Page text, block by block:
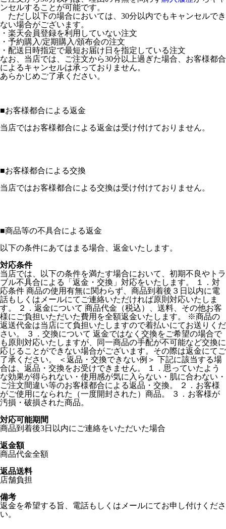
ンセルすることが可能です。
ただし以下の場合においては、30分以内でもキャンセルでき
ない場合がございます。
・楽天会員登録を利用していない注文
・予約購入/定期購入/頒布会の注文
・配送日時指定で最短お届け日を指定している注文
なお、当店では、ご注文から30分以上過ぎた場合、お客様都合
によるキャンセルは承っておりません。
あらかじめご了承ください。
■お客様都合による返金
当店ではお客様都合による返金は受け付けておりません。
■お客様都合による交換
当店ではお客様都合による交換は受け付けておりません。
■商品等の不具合による返金
以下の条件にあてはまる場合、返金いたします。
対応条件
当店では、以下の条件を満たす場合において、初期不良やトラ
ブル不具合による「返金・交換」対応をいたします。 １．対
応条件 商品の使用有無に関わらず、商品到着後３日以内に電
話もしくはメールにてご連絡いただければ原則対応いたしま
す。 ２．返金について 商品代金（税込）、送料、その他お客
様にご負担いただいた費用を全額返金いたします。 ※商品の
返送代金は当店にて負担いたしますので着払いにてお送りくだ
さい。 ３．交換について 返金ではなく交換をご希望の場合で
も原則対応いたしますが、同一商品の手配が不可能など交換に
応じることができない場合がございます。その際は返金にてご
了承ください。 ＜返品・交換できない例＞ 下記に該当する場
合は、返品・交換をお受けできません。 １．思っていたよう
な効果が得られない・使用感が気に入らない・肌に合わない・
ご注文間違い等のお客様都合による返品・交換。 ２．お客様
がご使用になられた（一度開封された）商品。 ３．お客様が
汚損・破損された商品。
対応可能期間
商品到着後3日以内にご連絡をいただいた場合
返金額
商品代金全額
返品送料
店舗負担
備考
返金を希望する旨、電話もしくはメールにてお申し付けくださ
い。